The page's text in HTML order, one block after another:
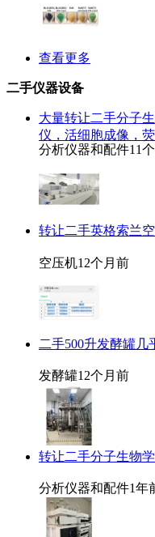
查看更多
二手仪器设备
大量转让二手分子
仪，活细胞成像，
分析仪器和配件11
转让二手英格索兰
空压机12个月前
二手500升发酵罐
发酵罐12个月前
转让二手分子生物
分析仪器和配件1年